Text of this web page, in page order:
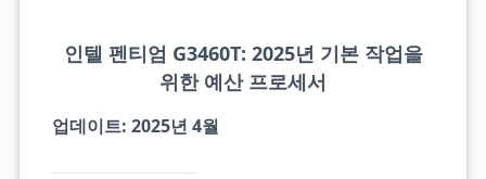
인텔 펜티엄 G3460T: 2025년 기본 작업을
위한 예산 프로세서
업데이트: 2025년 4월